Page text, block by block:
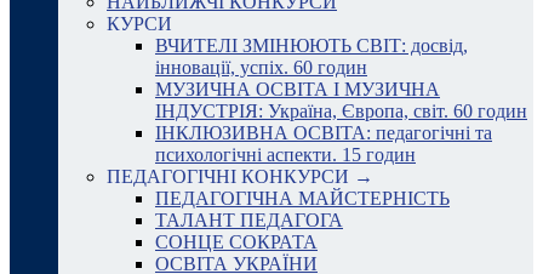
КУРСИ
ВЧИТЕЛІ ЗМІНЮЮТЬ СВІТ: досвід,
інновації, успіх. 60 годин
МУЗИЧНА ОСВІТА І МУЗИЧНА
ІНДУСТРІЯ: Україна, Європа, світ. 60 годин
ІНКЛЮЗИВНА ОСВІТА: педагогічні та
психологічні аспекти. 15 годин
ПЕДАГОГІЧНІ КОНКУРСИ →
ПЕДАГОГІЧНА МАЙСТЕРНІСТЬ
ТАЛАНТ ПЕДАГОГА
СОНЦЕ СОКРАТА
ОСВІТА УКРАЇНИ